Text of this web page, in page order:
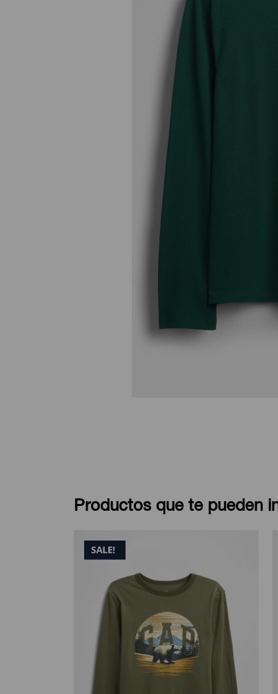
Productos que te pueden